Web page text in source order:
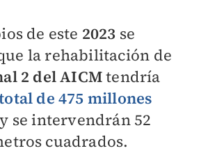
de este 2023 se
la rehabilitación de
2 del AICMtendría
de 475 millones
y se intervendrán 52
cuadrados.